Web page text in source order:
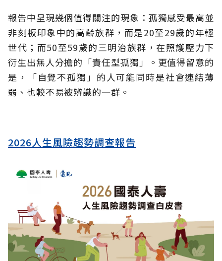
報告中呈現幾個值得關注的現象：孤獨感受最高並
非刻板印象中的高齡族群，而是20至29歲的年輕
世代；而50至59歲的三明治族群，在照護壓力下
衍生出無人分擔的「責任型孤獨」。更值得留意的
是，「自覺不孤獨」的人可能同時是社會連結薄
弱、也較不易被辨識的一群。
2026人生風險趨勢調查報告